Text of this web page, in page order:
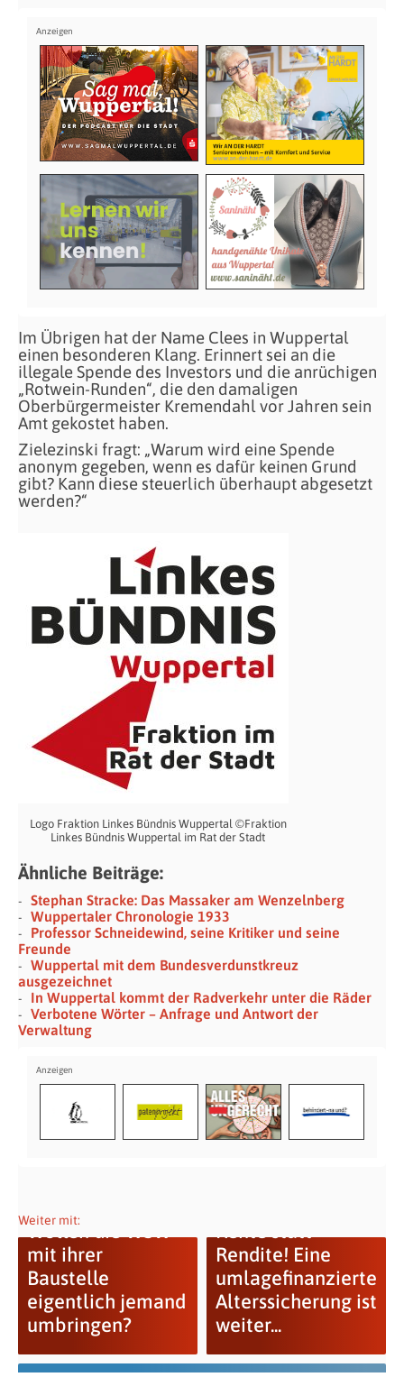
Im Übrigen hat der Name Clees in Wuppertal
einen besonderen Klang. Erinnert sei an die
illegale Spende des Investors und die anrüchigen
„Rotwein-Runden“, die den damaligen
Oberbürgermeister Kremendahl vor Jahren sein
Amt gekostet haben.
Zielezinski fragt: „Warum wird eine Spende
anonym gegeben, wenn es dafür keinen Grund
gibt? Kann diese steuerlich überhaupt abgesetzt
werden?“
Logo Fraktion Linkes Bündnis Wuppertal ©Fraktion
Linkes Bündnis Wuppertal im Rat der Stadt
Ähnliche Beiträge:
Stephan Stracke: Das Massaker am Wenzelnberg
Wuppertaler Chronologie 1933
Professor Schneidewind, seine Kritiker und seine
Freunde
Wuppertal mit dem Bundesverdunstkreuz
ausgezeichnet
In Wuppertal kommt der Radverkehr unter die Räder
Verbotene Wörter – Anfrage und Antwort der
Verwaltung
Weiter mit:
Wollen die WSW
mit ihrer
Baustelle
eigentlich jemand
umbringen?
Rente statt
Rendite! Eine
umlagefinanzierte
Alterssicherung ist
weiter...